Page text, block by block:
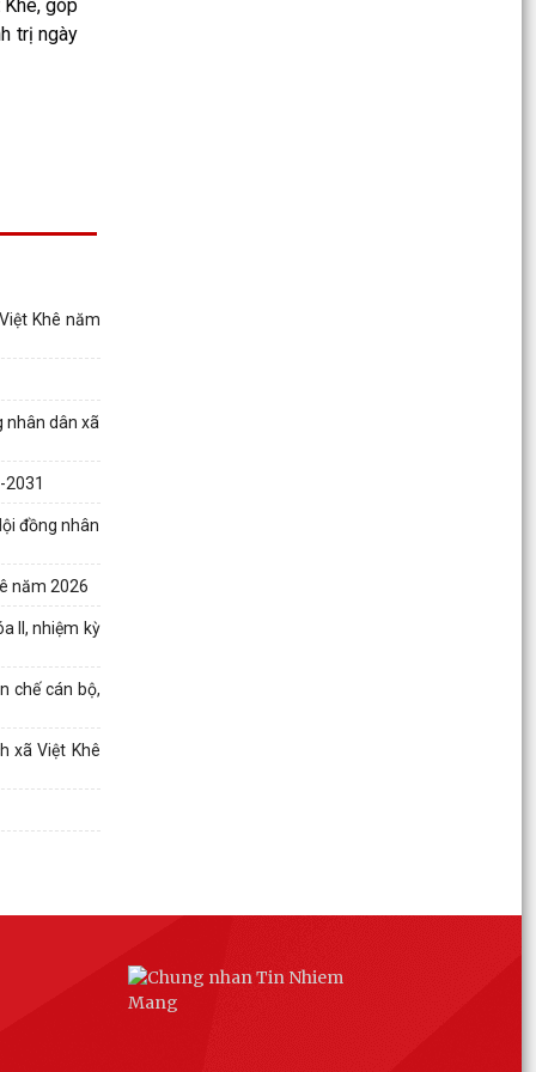
góp
trị ngày
Khê năm
nhân dân xã
2031
đồng nhân
năm 2026
II, nhiệm kỳ
chế cán bộ,
xã Việt Khê
việc phê duyệt phương...